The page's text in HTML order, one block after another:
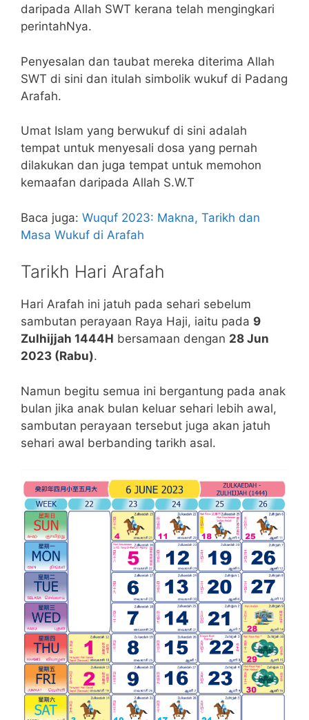
daripada Allah SWT kerana telah mengingkari
perintahNya.
Penyesalan dan taubat mereka diterima Allah
SWT di sini dan itulah simbolik wukuf di Padang
Arafah.
Umat Islam yang berwukuf di sini adalah
tempat untuk menyesali dosa yang pernah
dilakukan dan juga tempat untuk memohon
kemaafan daripada Allah S.W.T
Baca juga: Wuquf 2023: Makna, Tarikh dan
Masa Wukuf di Arafah
Tarikh Hari Arafah
Hari Arafah ini jatuh pada sehari sebelum
sambutan perayaan Raya Haji, iaitu pada 9
Zulhijjah 1444H bersamaan dengan 28 Jun
2023 (Rabu).
Namun begitu semua ini bergantung pada anak
bulan jika anak bulan keluar sehari lebih awal,
sambutan perayaan tersebut juga akan jatuh
sehari awal berbanding tarikh asal.